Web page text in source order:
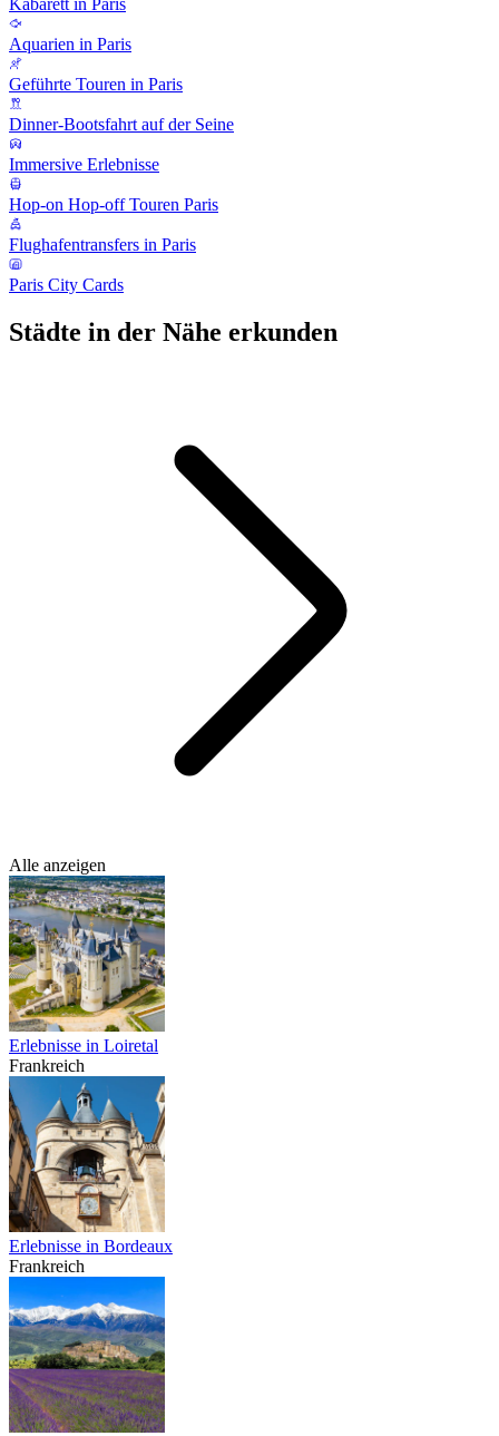
Kabarett in Paris
Aquarien in Paris
Geführte Touren in Paris
Dinner-Bootsfahrt auf der Seine
Immersive Erlebnisse
Hop-on Hop-off Touren Paris
Flughafentransfers in Paris
Paris City Cards
Städte in der Nähe erkunden
Alle anzeigen
Erlebnisse in Loiretal
Frankreich
Erlebnisse in Bordeaux
Frankreich